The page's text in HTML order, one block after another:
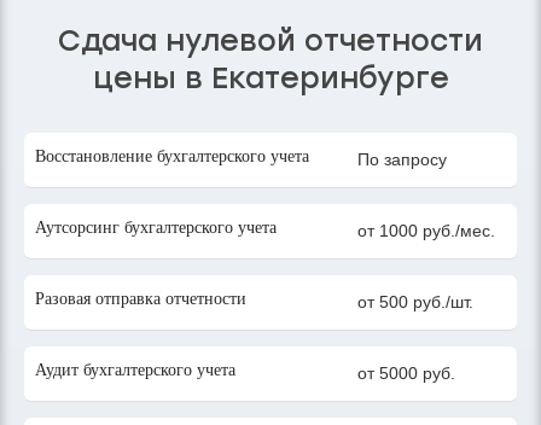
Сдача нулевой отчетности
цены в Екатеринбурге
Восстановление бухгалтерского учета По запросу
Аутсорсинг бухгалтерского учета от 1000 руб./мес.
Разовая отправка отчетности от 500 руб./шт.
Аудит бухгалтерского учета от 5000 руб.